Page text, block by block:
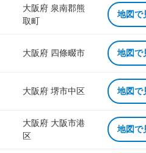
大阪府 泉南郡熊
取町
地図で
大阪府 四條畷市 地図で
大阪府 堺市中区 地図で
大阪府 大阪市港
区
地図で